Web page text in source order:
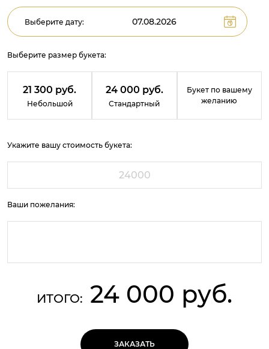
Выберите дату:
Выберите размер букета:
21 300 руб.
Небольшой
24 000 руб.
Стандартный
Букет по вашему
желанию
Укажите вашу стоимость букета:
Ваши пожелания:
ИТОГО: 24 000 руб.
ЗАКАЗАТЬ